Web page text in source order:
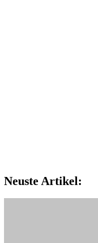
Neuste Artikel: